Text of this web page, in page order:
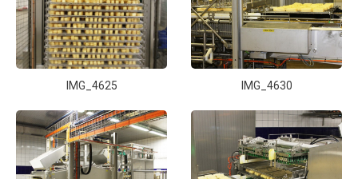
IMG_4625 IMG_4630